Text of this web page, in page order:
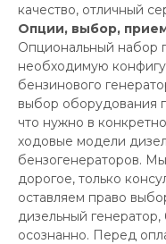
качество, отличный
Опции, выбор,
Опциональный набор
необходимую
бензинового
выбор оборудования
что нужно в
ходовые модели
бензогенераторов.
дорогое, только
оставляем право
дизельный
осознанно. Перед